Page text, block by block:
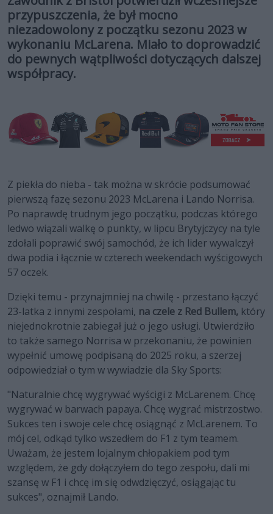
przypuszczenia, że był mocno
niezadowolony z początku sezonu 2023 w
wykonaniu McLarena. Miało to doprowadzić
do pewnych wątpliwości dotyczących dalszej
współpracy.
Z piekła do nieba - tak można w skrócie podsumować
pierwszą fazę sezonu 2023 McLarena i Lando Norrisa.
Po naprawdę trudnym jego początku, podczas którego
ledwo wiązali walkę o punkty, w lipcu Brytyjczycy na tyle
zdołali poprawić swój samochód, że ich lider wywalczył
dwa podia i łącznie w czterech weekendach wyścigowych
57 oczek.
Dzięki temu - przynajmniej na chwilę - przestano łączyć
23-latka z innymi zespołami, na czele z Red Bullem, który
niejednokrotnie zabiegał już o jego usługi. Utwierdziło
to także samego Norrisa w przekonaniu, że powinien
wypełnić umowę podpisaną do 2025 roku, a szerzej
odpowiedział o tym w wywiadzie dla Sky Sports:
"Naturalnie chcę wygrywać wyścigi z McLarenem. Chcę
wygrywać w barwach papaya. Chcę wygrać mistrzostwo.
Sukces ten i swoje cele chcę osiągnąć z McLarenem. To
mój cel, odkąd tylko wszedłem do F1 z tym teamem.
Uważam, że jestem lojalnym chłopakiem pod tym
względem, że gdy dołączyłem do tego zespołu, dali mi
szansę w F1 i chcę im się odwdzięczyć, osiągając tu
sukces", oznajmił Lando.